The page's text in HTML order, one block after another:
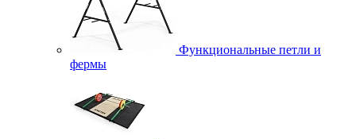
Функциональные петли и
фермы